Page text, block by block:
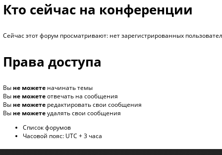
Кто сейчас на конференции
Сейчас этот форум просматривают: нет зарегистрированных
Права доступа
Вы не можете начинать темы
Вы не можетеотвечать на сообщения
Вы не можете редактировать свои сообщения
Вы не можетеудалять свои сообщения
Список форумов
Часовой пояс: UTC + 3 часа